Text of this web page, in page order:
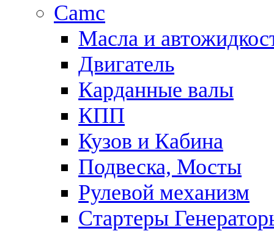
Camc
Масла и
Двигатель
Карданные валы
КПП
Кузов и Кабина
Подвеска, Мосты
Рулевой механизм
Стартеры